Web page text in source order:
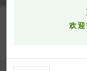
欢